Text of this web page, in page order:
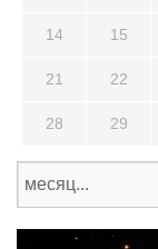
14 15
21 22
28 29